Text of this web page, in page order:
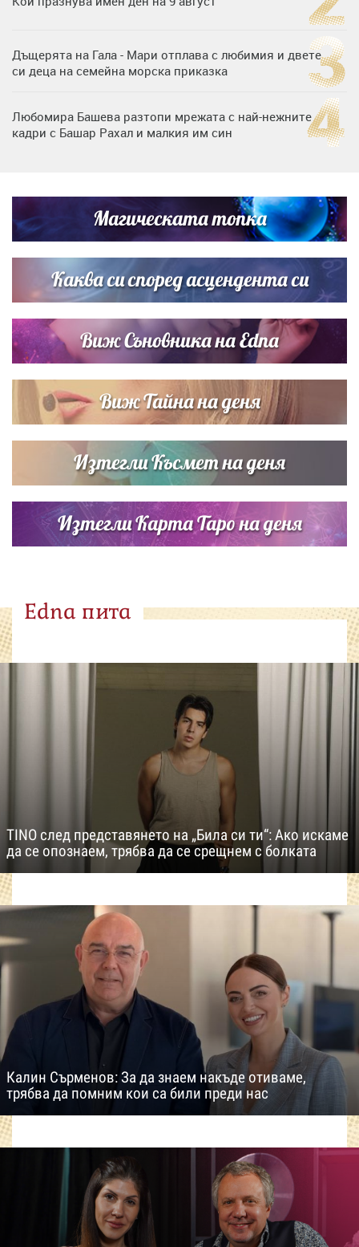
Дъщерята на Гала - Мари отплава с любимия и двете
си деца на семейна морска приказка
Любомира Башева разтопи мрежата с най-нежните
кадри с Башар Рахал и малкия им син
Димов издадоха своето любимо място
Дъщерята на Тодор Батков вдигна сватба, Стоичков и
Братя Аргирови я изненадаха с песен
Магическата топка
Каква си според асцендента си
Виж Съновника на Edna
Виж Тайна на деня
Изтегли Късмет на деня
Изтегли Карта Таро на деня
Edna пита
TINO след представянето на „Била си ти“: Ако искаме
да се опознаем, трябва да се срещнем с болката
Калин Сърменов: За да знаем накъде отиваме,
трябва да помним кои са били преди нас